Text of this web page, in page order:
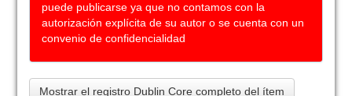
puede publicarse ya que no contamos con la
autorización explícita de su autor o se cuenta con un
convenio de confidencialidad
Mostrar el registro Dublin Core completo del ítem